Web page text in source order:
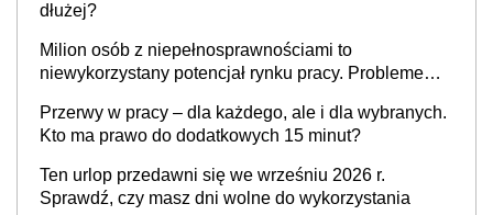
dłużej?
Milion osób z niepełnosprawnościami to
niewykorzystany potencjał rynku pracy. Problemem
refundacji, ale bariery po stronie systemu i
świadomości pracodawców [WYWIAD]
Przerwy w pracy – dla każdego, ale i dla wybranych.
Kto ma prawo do dodatkowych 15 minut?
Ten urlop przedawni się we wrześniu 2026 r.
Sprawdź, czy masz dni wolne do wykorzystania